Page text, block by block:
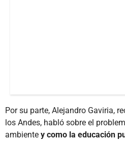
Por su parte, Alejandro Gaviria,
los Andes, habló sobre el
ambiente y como la educación